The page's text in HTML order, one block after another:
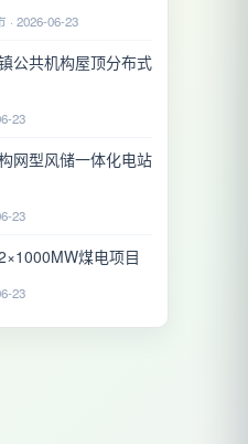
2026-06-23
公共机构屋顶分布式
23
网型风储一体化电站
23
煤电项目
23